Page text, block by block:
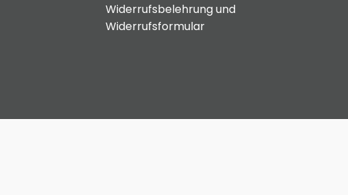
Widerrufsbelehrung und
Widerrufsformular